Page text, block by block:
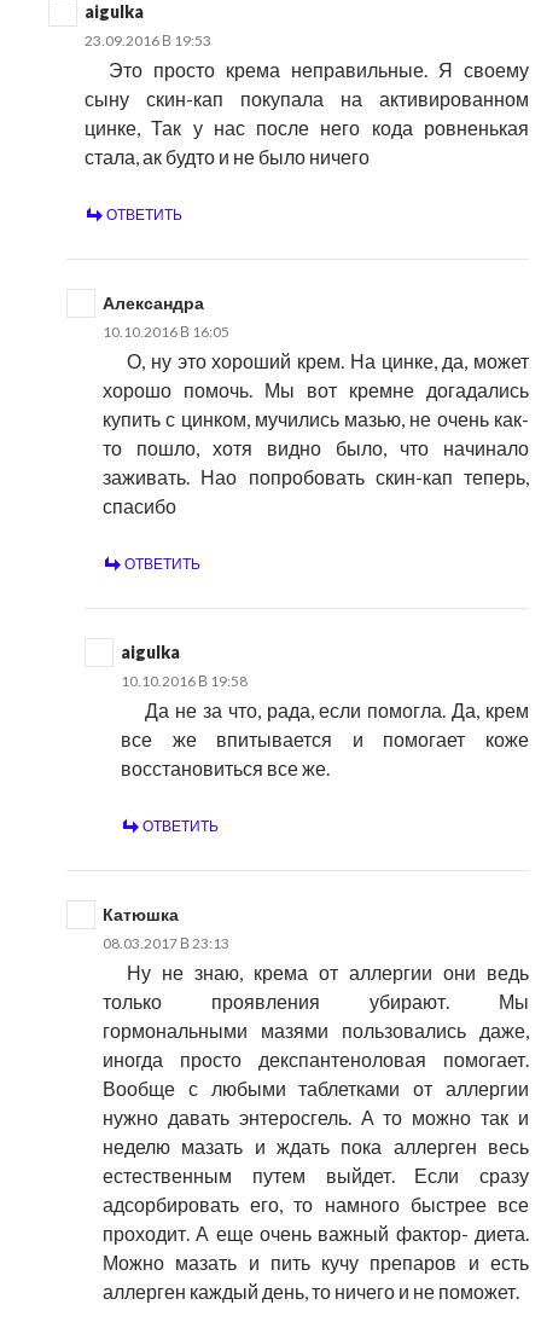
aigulka
23.09.2016 В 19:53
Это просто крема неправильные. Я своему
сыну скин-кап покупала на активированном
цинке, Так у нас после него кода ровненькая
стала, ак будто и не было ничего
ОТВЕТИТЬ
Александра
10.10.2016 В 16:05
О, ну это хороший крем. На цинке, да, может
хорошо помочь. Мы вот кремне догадались
купить с цинком, мучились мазью, не очень как-
то пошло, хотя видно было, что начинало
заживать. Нао попробовать скин-кап теперь,
спасибо
ОТВЕТИТЬ
aigulka
10.10.2016 В 19:58
Да не за что, рада, если помогла. Да, крем
все же впитывается и помогает коже
восстановиться все же.
ОТВЕТИТЬ
Катюшка
08.03.2017 В 23:13
Ну не знаю, крема от аллергии они ведь
только проявления убирают. Мы
гормональными мазями пользовались даже,
иногда просто декспантеноловая помогает.
Вообще с любыми таблетками от аллергии
нужно давать энтеросгель. А то можно так и
неделю мазать и ждать пока аллерген весь
естественным путем выйдет. Если сразу
адсорбировать его, то намного быстрее все
проходит. А еще очень важный фактор- диета.
Можно мазать и пить кучу препаров и есть
аллерген каждый день, то ничего и не поможет.